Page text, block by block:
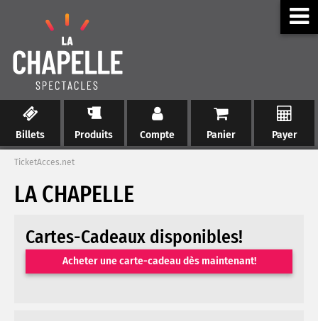
Billets Produits Compte Panier Payer
TicketAcces.net
LA CHAPELLE
Cartes-Cadeaux disponibles!
Acheter une carte-cadeau dès maintenant!